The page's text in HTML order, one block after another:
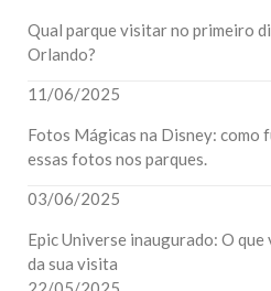
Qual parque visitar no primeiro
Orlando?
11/06/2025
Fotos Mágicas na Disney: como
essas fotos nos parques.
03/06/2025
Epic Universe inaugurado: O
da sua visita